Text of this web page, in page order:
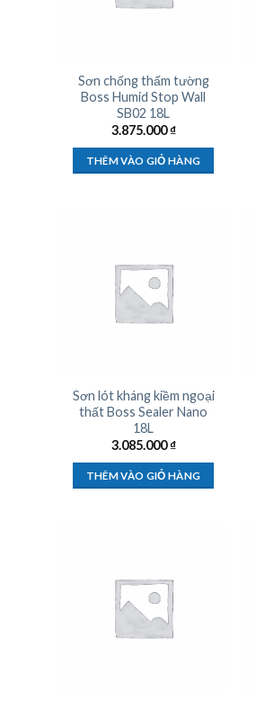
Sơn chống thấm tường
Boss Humid Stop Wall
SB02 18L
3.875.000₫
THÊM VÀO GIỎ HÀNG
Sơn lót kháng kiềm ngoại
thất Boss Sealer Nano
18L
3.085.000₫
THÊM VÀO GIỎ HÀNG